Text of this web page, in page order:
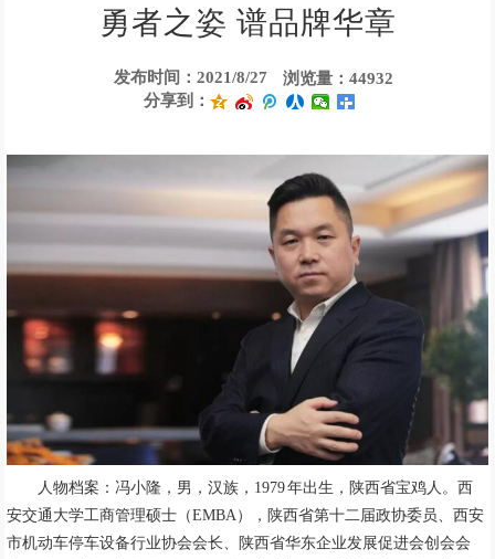
勇者之姿 谱品牌华章
发布时间：2021/8/27
浏览量：44932
分享到：
人物档案：冯小隆，男，汉族，1979 年出生，陕西省宝鸡人。西
安交通大学工商管理硕士（EMBA），陕西省第十二届政协委员、西安
市机动车停车设备行业协会会长、陕西省华东企业发展促进会创会会